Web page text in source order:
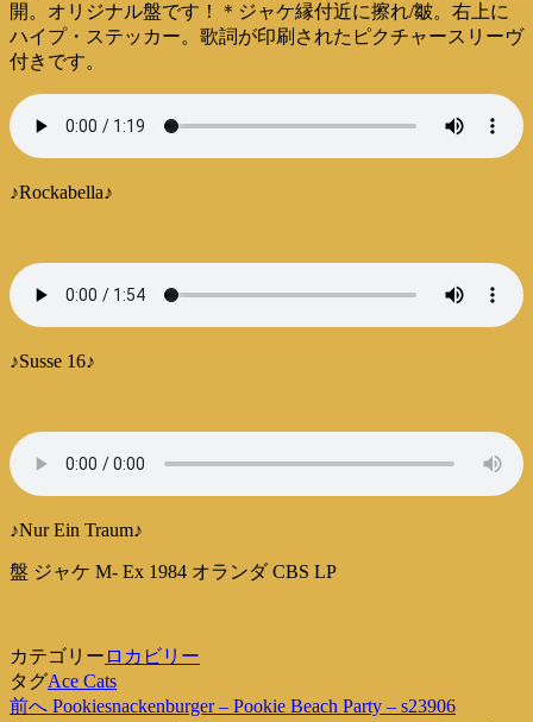
開。オリジナル盤です！＊ジャケ縁付近に擦れ/皺。右上に
ハイプ・ステッカー。歌詞が印刷されたピクチャースリーヴ
付きです。
♪Rockabella♪
♪Susse 16♪
♪Nur Ein Traum♪
盤 ジャケ M- Ex 1984 オランダ CBS LP
カテゴリー ロカビリー
タグAce Cats
投
過
前へ Pookiesnackenburger – Pookie Beach Party – s23906